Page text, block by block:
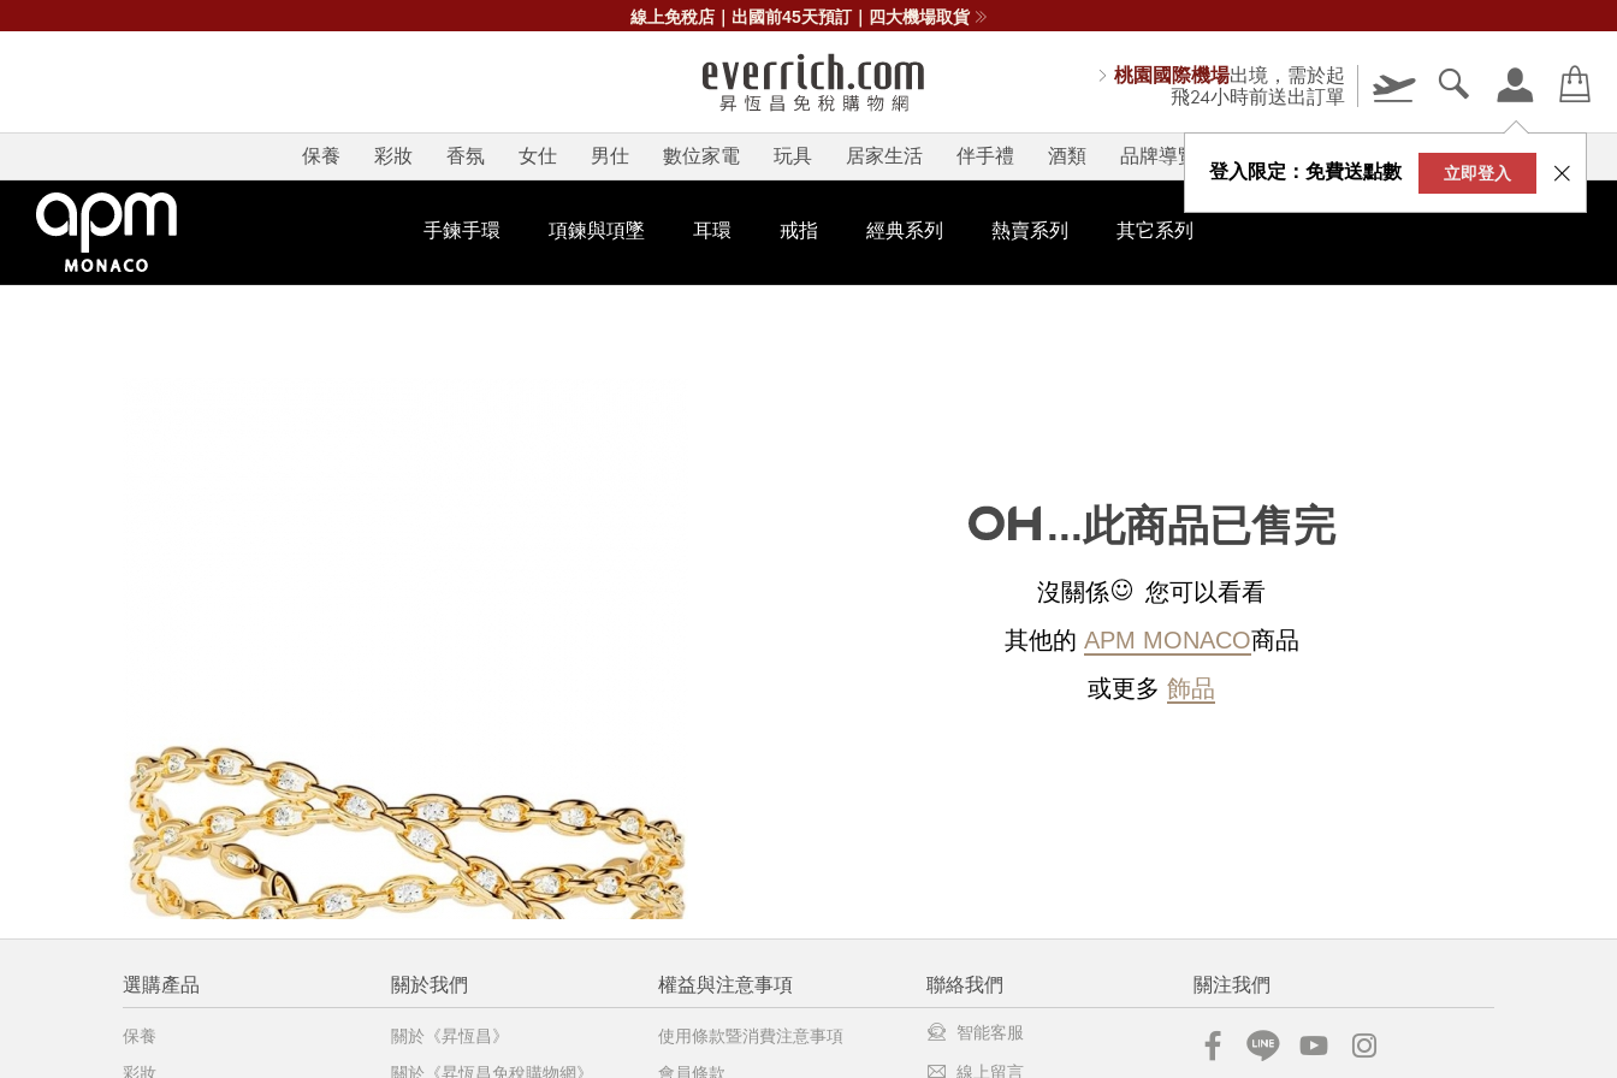
線上免稅店｜出國前45天預訂｜四大機場取貨
桃園國際機場出境，需於起
飛24小時前送出訂單
登入限定：免費送點數 立即登入
保養 彩妝 香氛 女仕 男仕 數位家電 玩具 居家生活 伴手禮 酒類 品牌導覽 V-STORY
手鍊手環 項鍊與項墜 耳環 戒指 經典系列 熱賣系列 其它系列
提醒您：
免稅品線上預訂服務限國際線出境旅客
不同機場的下單時間皆不相同，細節或訂購流程指引，請瀏覽購物流程說
...此商品已售完
沒關係
您可以看看
其他的 APM MONACO商品
或更多 飾品
選購產品
保養
彩妝
關於我們
關於《昇恆昌》
關於《昇恆昌免稅購物網》
權益與注意事項
使用條款暨消費注意事項
會員條款
聯絡我們
智能客服
線上留言
關注我們